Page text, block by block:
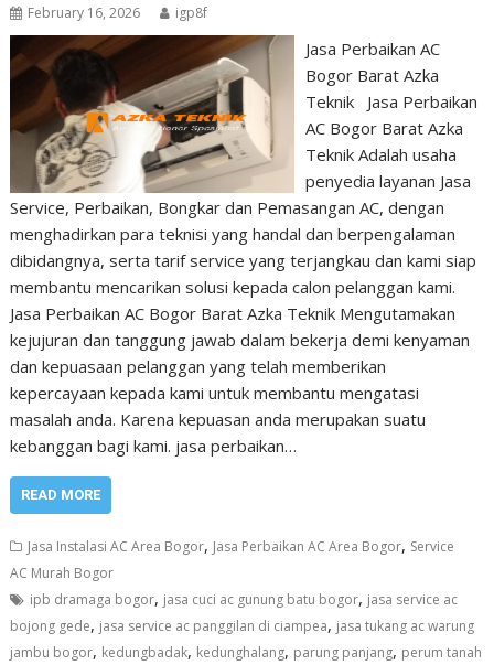
February 16, 2026 igp8f
Jasa Perbaikan AC
Bogor Barat Azka
Teknik Jasa Perbaikan
AC Bogor Barat Azka
Teknik Adalah usaha
penyedia layanan Jasa
Service, Perbaikan, Bongkar dan Pemasangan AC, dengan
menghadirkan para teknisi yang handal dan berpengalaman
dibidangnya, serta tarif service yang terjangkau dan kami siap
membantu mencarikan solusi kepada calon pelanggan kami.
Jasa Perbaikan AC Bogor Barat Azka Teknik Mengutamakan
kejujuran dan tanggung jawab dalam bekerja demi kenyaman
dan kepuasaan pelanggan yang telah memberikan
kepercayaan kepada kami untuk membantu mengatasi
masalah anda. Karena kepuasan anda merupakan suatu
kebanggan bagi kami. jasa perbaikan…
READ MORE
Jasa Instalasi AC Area Bogor, Jasa Perbaikan AC Area Bogor, Service
AC Murah Bogor
ipb dramaga bogor, jasa cuci ac gunung batu bogor, jasa service ac
bojong gede, jasa service ac panggilan di ciampea, jasa tukang ac warung
jambu bogor, kedungbadak, kedunghalang, parung panjang, perum tanah